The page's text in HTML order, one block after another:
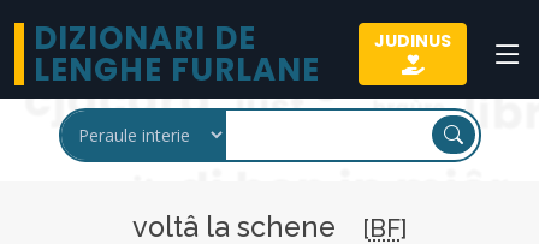
DIZIONARI DE
LENGHE FURLANE
JUDINUS
voltâ la schene [BF]